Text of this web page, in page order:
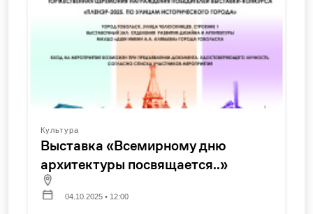
Культура
Выставка «Всемирному дню
архитектуры посвящается..»
04.10.2025 • 12:00